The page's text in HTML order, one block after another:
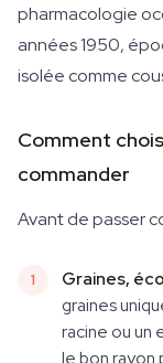
pharmacologie
années 1950,
isolée comme
Comment
commander
Avant de passer
Graines,
graines
racine ou un
le bon rayon